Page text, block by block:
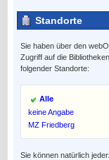
Standorte
Sie haben über den
Zugriff auf die Bibliotheken
folgender Standorte:
Alle
keine Angabe
MZ Friedberg
Sie können natürlich